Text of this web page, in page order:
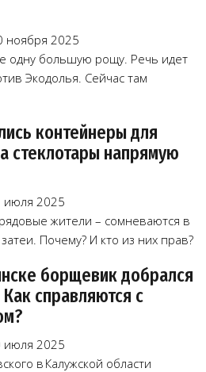
ноября 2025
одну большую рощу. Речь идет
Экодолья. Сейчас там
контейнеры для
стеклотары напрямую
июля 2025
жители – сомневаются в
Почему? И кто из них прав?
борщевик добрался
справляются с
июля 2025
в Калужской области